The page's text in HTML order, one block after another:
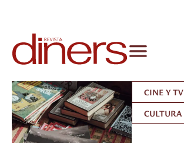
CINE Y TV
CULTURA